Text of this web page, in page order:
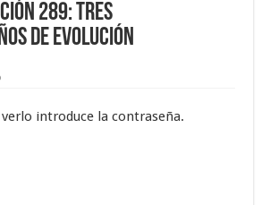
289: Tres
de evolución
introduce la contraseña.